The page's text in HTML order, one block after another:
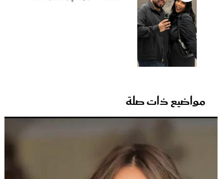
مواضيع ذات صلة